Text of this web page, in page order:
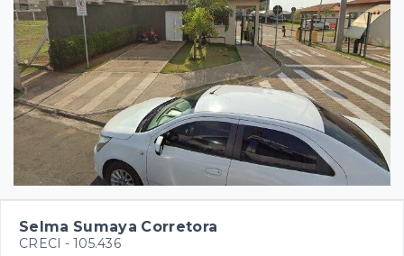
Selma Sumaya Corretora
CRECI - 105.436